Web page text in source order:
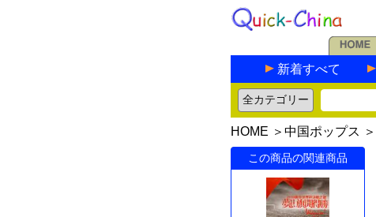
新着すべて
HOME ＞ 中国ポップス ＞
この商品の関連商品